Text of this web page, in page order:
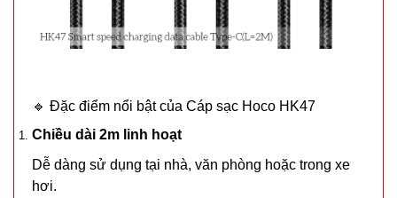
🔹 Đặc điểm nổi bật của Cáp sạc Hoco HK47
Chiều dài 2m linh hoạt
Dễ dàng sử dụng tại nhà, văn phòng hoặc trong xe
hơi.
004022
TRẠNG: